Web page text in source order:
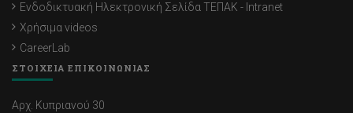
Ενδοδικτυακή Ηλεκτρονική Σελίδα ΤΕΠΑΚ - Intranet
Χρήσιμα videos
CareerLab
ΣΤΟΙΧΕΙΑ ΕΠΙΚΟΙΝΩΝΙΑΣ
Αρχ. Κυπριανού 30